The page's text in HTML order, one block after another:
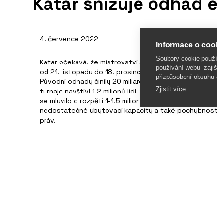
4. července 2022
Katar očekává, že mistrovství světa ve fotbale,
od 21. listopadu do 18. prosince., přinese zdejší
Původní odhady činily 20 miliard dolarů. Organizátoři
turnaje navštíví 1,2 milionů lidí. I tento počet je nižší
se mluvilo o rozpětí 1-1,5 milionů fanoušků. Nižší
nedostatečné ubytovací kapacity a také
práv.
Informace o
Soubory cookie
používání webu,
přizpůsobení obsahu
Zjistit více